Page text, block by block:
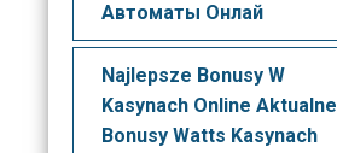
Автоматы Онлай
Najlepsze Bonusy W
Kasynach Online Aktualne
Bonusy Watts Kasynach